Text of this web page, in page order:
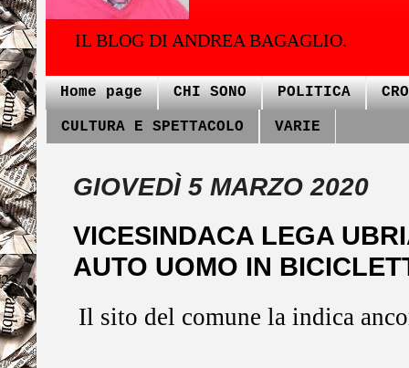
IL BLOG DI ANDREA BAGAGLIO.
Home page CHI SONO POLITICA
CULTURA E SPETTACOLO VARIE
GIOVEDÌ 5 MARZO 2020
VICESINDACA LEGA
AUTO UOMO IN
Il sito del comune la indica